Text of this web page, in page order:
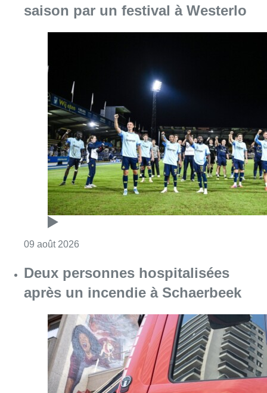
saison par un festival à Westerlo
09 août 2026
Deux personnes hospitalisées
après un incendie à Schaerbeek